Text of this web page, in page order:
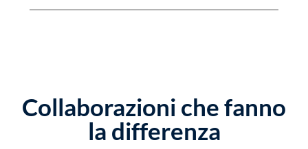
Noleggio Stampanti Termiche Santa Lucia
Di Serino
Vendita Stampanti Termiche Santa Lucia
Di Serino
Collaborazioni che fanno
la differenza